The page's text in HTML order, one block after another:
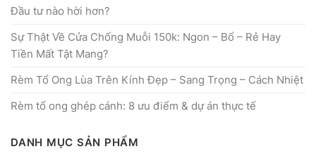
Đầu tư nào hời hơn?
Sự Thật Về Cửa Chống Muỗi 150k: Ngon – Bổ – Rẻ Hay
Tiền Mất Tật Mang?
Rèm Tổ Ong Lùa Trên Kính Đẹp – Sang Trọng – Cách Nhiệt
Rèm tổ ong ghép cánh: 8 ưu điểm & dự án thực tế
DANH MỤC SẢN PHẨM